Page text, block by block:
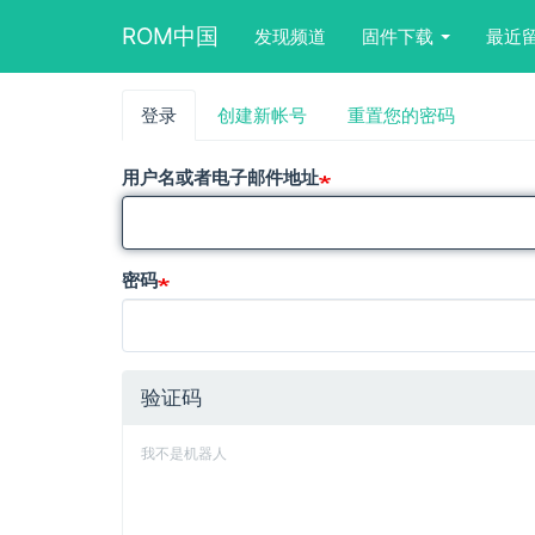
ROM中国
Main
navigation
发现频道 固件下载 最近
User
account
menu
Search
form
block
主
标
登录
标
签）
创建新帐号 重置您的密码
用户名或者电子邮件地址
密码
验证码
我不是机器人